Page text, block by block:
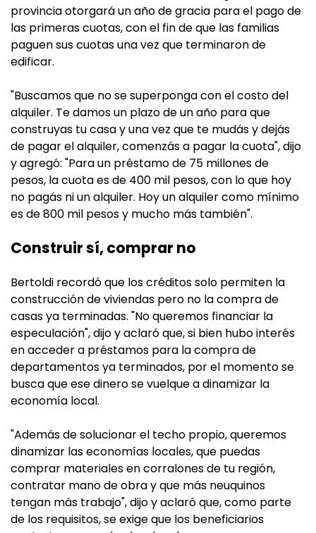
provincia otorgará un año de gracia para el pago de
las primeras cuotas, con el fin de que las familias
paguen sus cuotas una vez que terminaron de
edificar.
"Buscamos que no se superponga con el costo del
alquiler. Te damos un plazo de un año para que
construyas tu casa y una vez que te mudás y dejás
de pagar el alquiler, comenzás a pagar la cuota", dijo
y agregó: "Para un préstamo de 75 millones de
pesos, la cuota es de 400 mil pesos, con lo que hoy
no pagás ni un alquiler. Hoy un alquiler como mínimo
es de 800 mil pesos y mucho más también".
Construir sí, comprar no
Bertoldi recordó que los créditos solo permiten la
construcción de viviendas pero no la compra de
casas ya terminadas. "No queremos financiar la
especulación", dijo y aclaró que, si bien hubo interés
en acceder a préstamos para la compra de
departamentos ya terminados, por el momento se
busca que ese dinero se vuelque a dinamizar la
economía local.
"Además de solucionar el techo propio, queremos
dinamizar las economías locales, que puedas
comprar materiales en corralones de tu región,
contratar mano de obra y que más neuquinos
tengan más trabajo", dijo y aclaró que, como parte
de los requisitos, se exige que los beneficiarios